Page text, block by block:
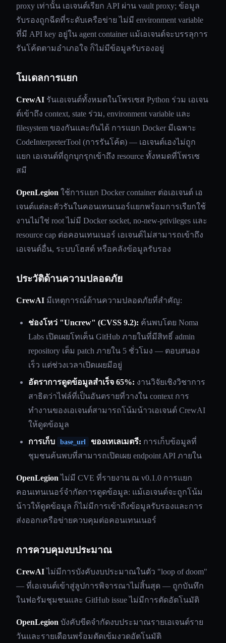
proxy เท่านั้น เอเจนต์เรียก API ผ่าน vault proxy; ข้อมูล
รับรองถูกฉีดที่ระดับเครือข่าย ไม่มี environment variable
ที่มี API key อยู่ใน agent container แม้เอเจนต์จะบรรลุการ
รันโค้ดตามอำเภอใจ ก็ไม่มีข้อมูลรับรองอยู่
โมเดลการแยก
CrewAI รันเอเจนต์ทั้งหมดในโพรเซส Python ร่วม เอเจน
ต์เข้าถึง context, state ร่วม, environment variable และ
filesystem ของกันและกันได้ การแยก Docker มีเฉพาะ
CodeInterpreterTool (การรันโค้ด) — เอเจนต์เองไม่ถูก
แยก เอเจนต์ที่ถูกบุกรุกเข้าถึง resource ทั้งหมดที่โพรเซ
สมี
OpenLegion ใช้การแยก Docker container ต่อเอเจนต์ เอ
เจนต์แต่ละตัวรันในคอนเทนเนอร์แยกพร้อมการเรียกใช้
งานไม่ใช่ root ไม่มี Docker socket, no-new-privileges และ
resource cap ต่อคอนเทนเนอร์ เอเจนต์ไม่สามารถเข้าถึง
เอเจนต์อื่น, ระบบโฮสต์ หรือคลังข้อมูลรับรอง
ประวัติด้านความปลอดภัย
CrewAI มีเหตุการณ์ด้านความปลอดภัยที่สำคัญ:
ช่องโหว่ "Uncrew" (CVSS 9.2): ค้นพบโดย Noma
Labs เปิดเผยโทเค็น GitHub ภายในที่มีสิทธิ์ admin
repository เต็ม patch ภายใน 5 ชั่วโมง — ตอบสนอง
เร็ว แต่ช่วงเวลาเปิดเผยมีอยู่
อัตราการดูดข้อมูลสำเร็จ 65%: งานวิจัยเชิงวิชาการ
สาธิตว่าไฟล์ที่เป็นอันตรายที่วางใน context การ
ทำงานของเอเจนต์สามารถโน้มน้าวเอเจนต์ CrewAI
ให้ดูดข้อมูล
การเก็บ
base_url ของเทเลเมตรี: การเก็บข้อมูลที่
ชุมชนค้นพบที่สามารถเปิดเผย endpoint API ภายใน
OpenLegion ไม่มี CVE ที่รายงาน ณ v0.1.0 การแยก
คอนเทนเนอร์จำกัดการดูดข้อมูล: แม้เอเจนต์จะถูกโน้ม
น้าวให้ดูดข้อมูล ก็ไม่มีการเข้าถึงข้อมูลรับรองและการ
ส่งออกเครือข่ายควบคุมต่อคอนเทนเนอร์
การควบคุมงบประมาณ
CrewAIไม่มีการบังคับงบประมาณในตัว "loop of doom"
— ที่เอเจนต์เข้าสู่ลูปการพิจารณาไม่สิ้นสุด — ถูกบันทึก
ในฟอรัมชุมชนและ GitHub issue ไม่มีการตัดอัตโนมัติ
OpenLegion บังคับขีดจำกัดงบประมาณรายเอเจนต์ราย
วันและรายเดือนพร้อมตัดเข้มงวดอัตโนมัติ